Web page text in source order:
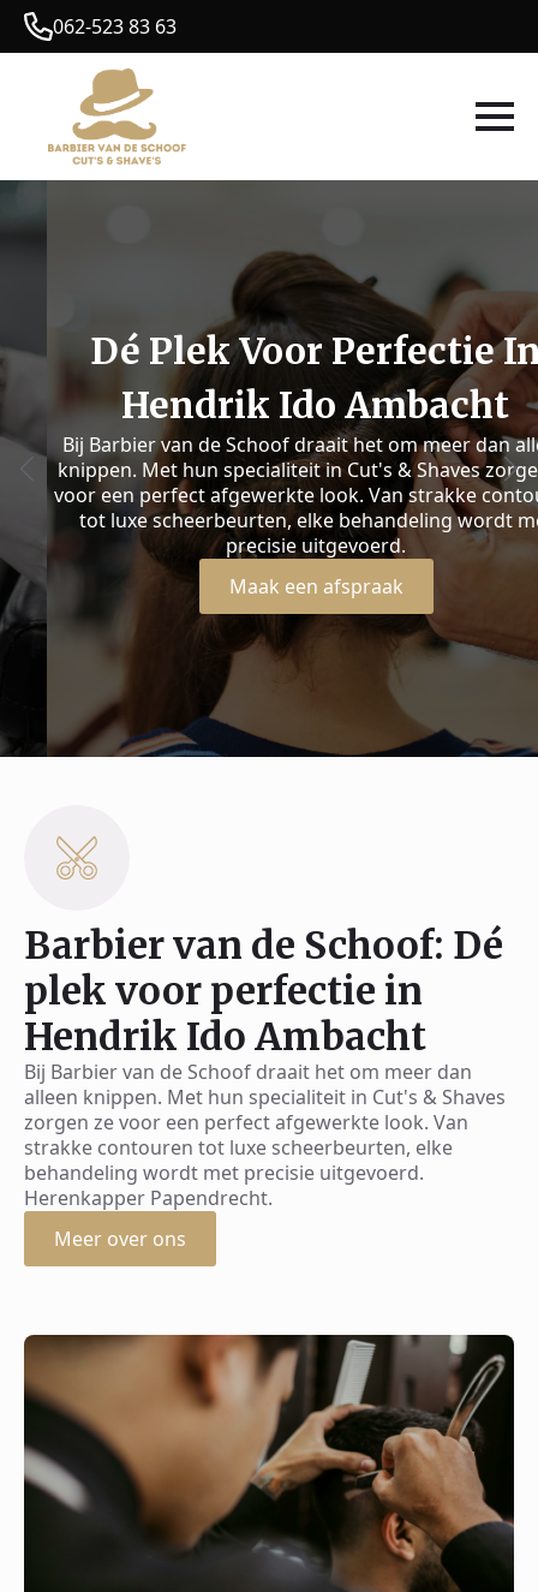
062-523 83 63
Dé Plek Voor Perfectie In
Hendrik Ido Ambacht
Bij Barbier van de Schoof draait het om meer dan alleen
knippen. Met hun specialiteit in Cut's & Shaves zorgen ze
voor een perfect afgewerkte look. Van strakke contouren
tot luxe scheerbeurten, elke behandeling wordt met
precisie uitgevoerd.
Maak een afspraak
Barbier van de Schoof: Dé
plek voor perfectie in
Hendrik Ido Ambacht
Bij Barbier van de Schoof draait het om meer dan
alleen knippen. Met hun specialiteit in Cut's & Shaves
zorgen ze voor een perfect afgewerkte look. Van
strakke contouren tot luxe scheerbeurten, elke
behandeling wordt met precisie uitgevoerd.
Herenkapper Papendrecht.
Meer over ons